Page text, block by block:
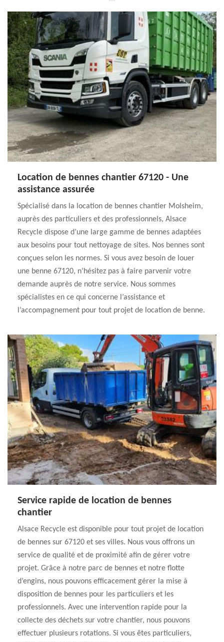
Location de bennes chantier 67120 - Une
assistance assurée
Spécialisé dans la location de bennes chantier Molsheim,
auprès des particuliers et des professionnels, Alsace
Recycle dispose d’une large gamme de bennes adaptées
aux besoins pour tout nettoyage de sites. Nos bennes sont
conçues selon les normes. Si vous avez besoin de louer
une benne 67120, n’hésitez pas à faire parvenir votre
demande auprès de notre service. Nous sommes
spécialistes en ce qui concerne l’assistance et
l’accompagnement pour tout projet de location de benne.
Service rapide de location de bennes
chantier
Alsace Recycle est disponible pour tout projet de location
de bennes sur 67120 et ses villes. Nous vous offrons un
service de qualité et de proximité afin de gérer votre
projet. Grâce à notre parc de bennes et notre flotte
d’engins, nous pouvons efficacement gérer la mise à
disposition de bennes pour les particuliers et les
professionnels. Avec une intervention rapide pour la
collecte des déchets sur votre chantier, nous pouvons
effectuer plusieurs rotations. Si vous êtes particuliers,